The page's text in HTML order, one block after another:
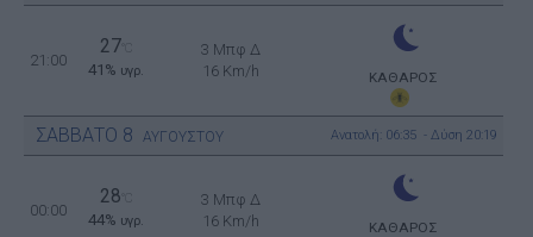
21:00
27
41% υγρ.
3 Μπφ Δ
16 Km/h
ΚΑΘΑΡΟΣ
ΣΑΒΒΑΤΟ 8 ΑΥΓΟΥΣΤΟΥ Ανατολή: 06:35 - Δύση 20:19
00:00
28
44% υγρ.
3 Μπφ Δ
16 Km/h
ΚΑΘΑΡΟΣ